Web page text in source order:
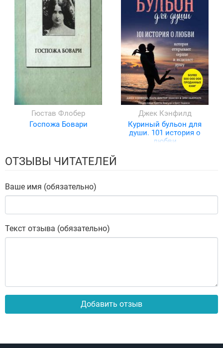
Гюстав Флобер
Госпожа Бовари
Джек Кэнфилд
Куриный бульон для
души. 101 история о
любви
ОТЗЫВЫ ЧИТАТЕЛЕЙ
Ваше имя (обязательно)
Текст отзыва (обязательно)
Добавить отзыв